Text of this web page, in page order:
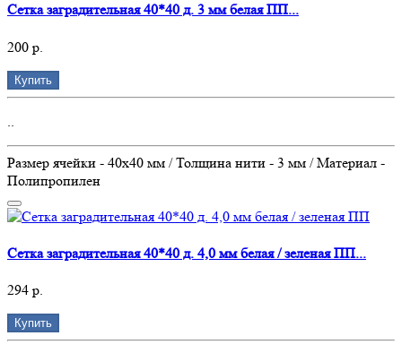
Сетка заградительная 40*40 д. 3 мм белая ПП...
200 р.
Купить
Размер ячейки - 40х40 мм / Толщина нити - 3 мм / Материал -
Полипропилен
Сетка заградительная 40*40 д. 4,0 мм белая / зеленая ПП...
294 р.
Купить